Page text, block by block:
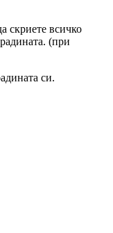
скриете всичко
(при
си.